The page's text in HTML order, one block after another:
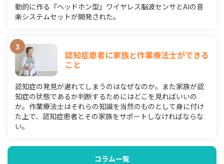
動的に作る『ヘッドホン型』ワイヤレス脳波センサとAIの音
楽システムセットが開発された。
認知症患者に家族と作業療法士ができる
こと
認知症の発見が遅れてしまうのはなぜなのか。また家族が認
知症の状態であるか判断するためにはどこを見ればいいの
か。作業療法士はそれらの知識を当然のものとして身に付け
た上で、認知症患者とその家族をサポートしなければならな
い。
コラム一覧